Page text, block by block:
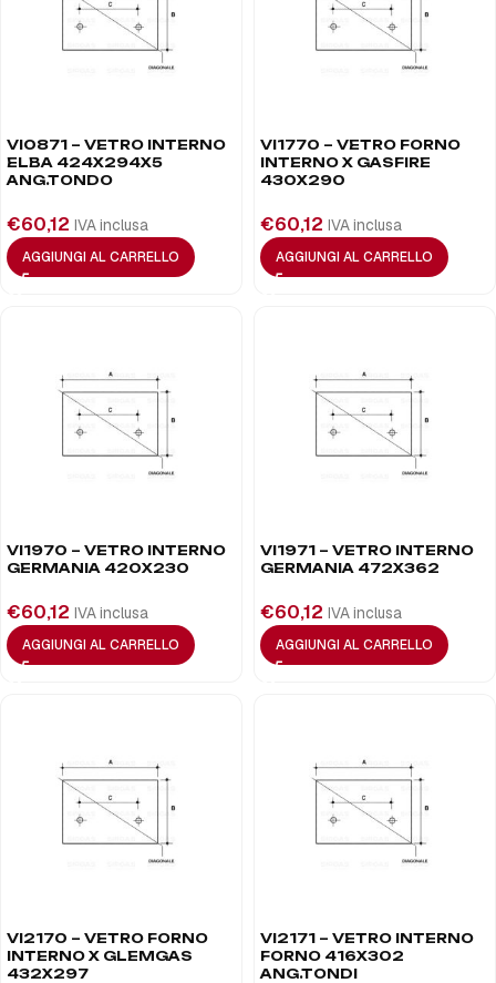
VI0871 – VETRO INTERNO
ELBA 424X294X5
ANG.TONDO
€60,12 IVA inclusa
AGGIUNGI AL CARRELLO
VI1770 – VETRO FORNO
INTERNO X GASFIRE
430X290
€60,12 IVA inclusa
AGGIUNGI AL CARRELLO
VI1970 – VETRO INTERNO
GERMANIA 420X230
€60,12 IVA inclusa
AGGIUNGI AL CARRELLO
VI1971 – VETRO INTERNO
GERMANIA 472X362
€60,12 IVA inclusa
AGGIUNGI AL CARRELLO
VI2170 – VETRO FORNO
INTERNO X GLEMGAS
432X297
VI2171 – VETRO INTERNO
FORNO 416X302
ANG.TONDI